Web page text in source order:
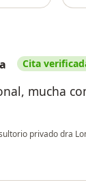
Cita
mucha
privado dra